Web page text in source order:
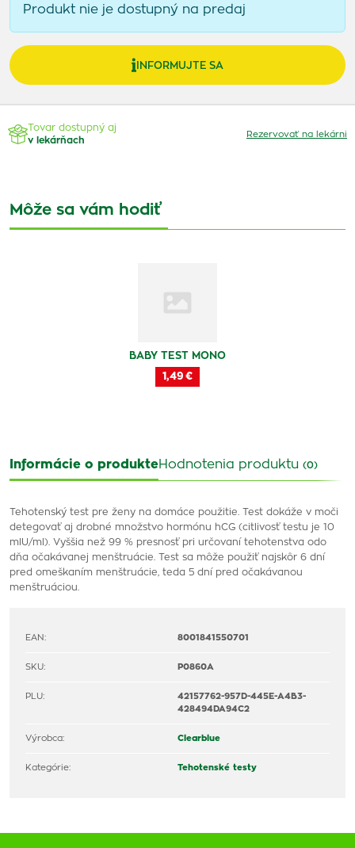
Produkt nie je dostupný na predaj
INFORMUJTE SA
Tovar dostupný aj
v lekárňach
Rezervovať na lekárni
Môže sa vám hodiť
BABY TEST MONO
1,49 €
Informácie o produkteHodnotenia produktu (0)
Tehotenský test pre ženy na domáce použitie. Test dokáže v moči
detegovať aj drobné množstvo hormónu hCG (citlivosť testu je 10
mlU/ml). Vyššia než 99 % presnosť pri určovaní tehotenstva odo
dňa očakávanej menštruácie. Test sa môže použiť najskôr 6 dní
pred omeškaním menštruácie, teda 5 dní pred očakávanou
menštruáciou.
EAN: 8001841550701
SKU: P0860A
PLU:
42157762-957D-445E-A4B3-
428494DA94C2
Výrobca: Clearblue
Kategórie: Tehotenské testy